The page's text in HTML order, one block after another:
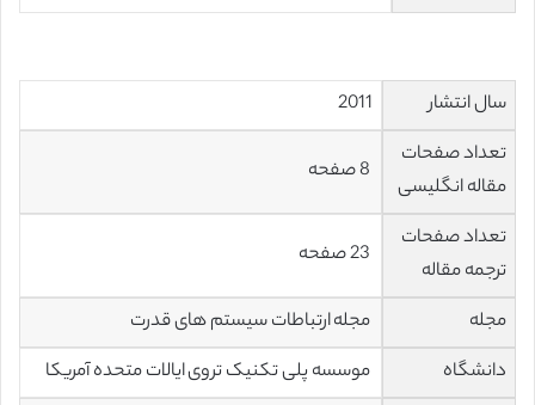
سال انتشار
2011
تعداد صفحات
مقاله انگلیسی
تعداد صفحات
ترجمه مقاله
مجله
مجله ارتباطات سیستم های قدرت
دانشگاه
موسسه پلی تکنیکترویایالات متحده آمریکا